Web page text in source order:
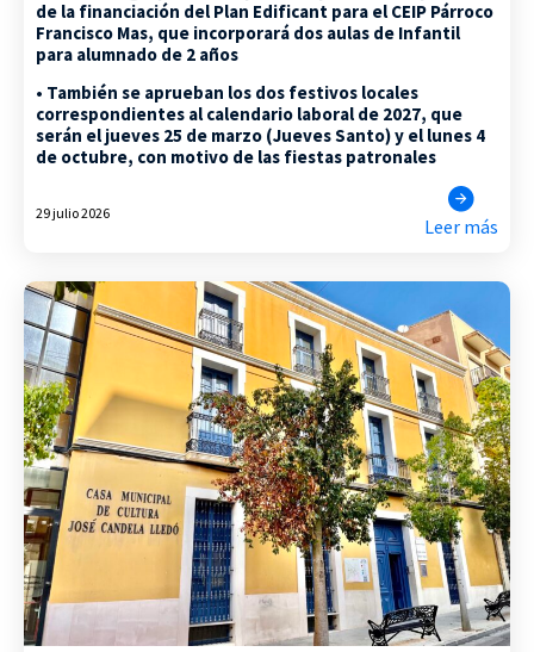
de la financiación del Plan Edificant para el CEIP Párroco
Francisco Mas, que incorporará dos aulas de Infantil
para alumnado de 2 años
• También se aprueban los dos festivos locales
correspondientes al calendario laboral de 2027, que
serán el jueves 25 de marzo (Jueves Santo) y el lunes 4
de octubre, con motivo de las fiestas patronales
29 julio 2026
Leer más